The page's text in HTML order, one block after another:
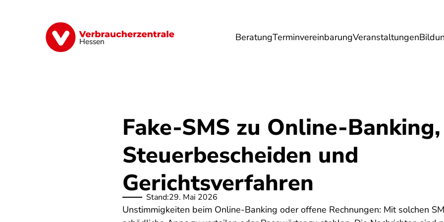
Hessen BeratungTerminvereinbarungVeranstaltungen
Digitales Energie Finanzen Gesundheit Lebensmittel Reise
Fake-SMS zu Online-Banking,
Steuerbescheiden und
Gerichtsverfahren
Stand:29. Mai 2026
Unstimmigkeiten beim Online-Banking oder offene Rechnungen: Mit solchen